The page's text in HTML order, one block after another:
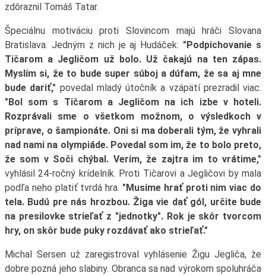
zdôraznil Tomáš Tatar.
Špeciálnu motiváciu proti Slovincom majú hráči Slovana
Bratislava. Jedným z nich je aj Hudáček: "Podpichovanie s
Tičarom a Jegličom už bolo. Už čakajú na ten zápas.
Myslím si, že to bude super súboj a dúfam, že sa aj mne
bude dariť," povedal mladý útočník a vzápätí prezradil viac:
"Bol som s Tičarom a Jegličom na ich izbe v hoteli.
Rozprávali sme o všetkom možnom, o výsledkoch v
príprave, o šampionáte. Oni si ma doberali tým, že vyhrali
nad nami na olympiáde. Povedal som im, že to bolo preto,
že som v Soči chýbal. Verím, že zajtra im to vrátime,"
vyhlásil 24-ročný krídelník. Proti Tičarovi a Jegličovi by mala
podľa neho platiť tvrdá hra. "Musíme hrať proti nim viac do
tela. Budú pre nás hrozbou. Žiga vie dať gól, určite bude
na presilovke strieľať z "jednotky". Rok je skôr tvorcom
hry, on skôr bude puky rozdávať ako strieľať."
Michal Sersen už zaregistroval vyhlásenie Žigu Jegliča, že
dobre pozná jeho slabiny. Obranca sa nad výrokom spoluhráča